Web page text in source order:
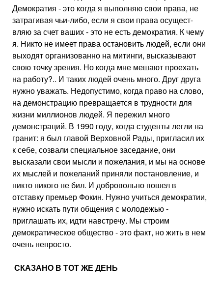
Демократия - это когда я выполняю свои права, не
затрагивая чьи-либо, если я свои права осущест­
вляю за счет ваших - это не есть де­мократия. К чему
я. Никто не имеет права остановить людей, если они
выходят организованно на митинги, высказывают
свою точку зрения. Но когда мне мешают проехать
на рабо­ту?.. И таких людей очень много. Друг друга
нужно уважать. Недопустимо, когда право на слово,
на демонстра­цию превращается в трудности для
жизни миллионов людей. Я пережил много
демонстраций. В 1990 году, когда студенты легли на
гранит: я был главой Верховной Рады, пригласил их
к себе, созвали специальное заседа­ние, они
высказали свои мысли и по­желания, и мы на основе
их мыслей и пожеланий приняли постановление, и
никто никого не бил. И доброволь­но пошел в
отставку премьер Фокин. Нужно учиться демократии,
нужно искать пути общения с молодежью -
приглашать их, идти навстречу. Мы строим
демократическое общество - это факт, но жить в нем
очень не­просто.
СКАЗАНО В ТОТ ЖЕ ДЕНЬ